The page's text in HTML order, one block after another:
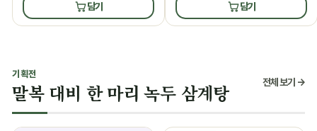
담기 담기
기획전
말복 대비 한 마리 녹두 삼계탕 전체 보기 →